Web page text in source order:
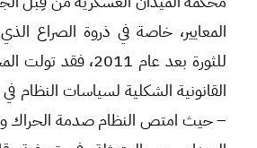
المعايير، خاصة في ذروة الصراع
للثورة بعد عام 2011،
القانونية الشكلية لسياسات النظام في
– حيث امتص النظام صدمة الحراك